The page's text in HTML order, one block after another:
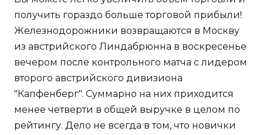
получить гораздо больше торговой прибыли!
Железнодорожники возвращаются в Москву
из австрийского Линдабрюнна в воскресенье
вечером после контрольного матча с лидером
второго австрийского дивизиона
"Капфенберг". Суммарно на них приходится
менее четверти в общей выручке в целом по
рейтингу. Дело не всегда в том, что новички